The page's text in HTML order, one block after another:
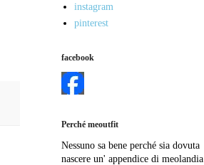
instagram
pinterest
facebook
Perché meoutfit
Nessuno sa bene perché sia dovuta
nascere un' appendice di meolandia